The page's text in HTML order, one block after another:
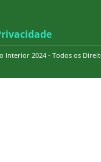
Interior 2024 - Todos os